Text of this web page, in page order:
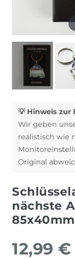
💡 Hinweis zur
Wir geben
realistisch wie
Original
nächste
12,99 €